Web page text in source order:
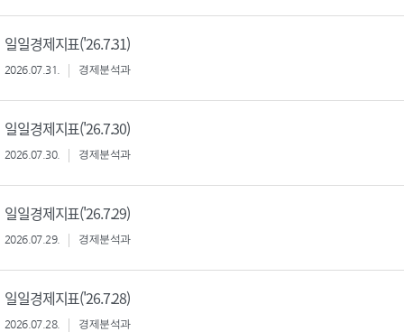
일일경제지표('26.7.31)
2026.07.31. 경제분석과
일일경제지표('26.7.30)
2026.07.30. 경제분석과
일일경제지표('26.7.29)
2026.07.29. 경제분석과
일일경제지표('26.7.28)
2026.07.28. 경제분석과